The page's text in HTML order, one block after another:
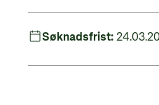
Søknadsfrist: